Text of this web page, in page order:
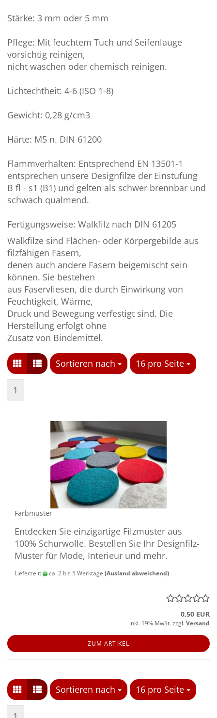
Stärke: 3 mm oder 5 mm
Pflege: Mit feuchtem Tuch und Seifenlauge
vorsichtig reinigen,
nicht waschen oder chemisch reinigen.
Lichtechtheit: 4-6 (ISO 1-8)
Gewicht: 0,28 g/cm3
Härte: M5 n. DIN 61200
Flammverhalten: Entsprechend EN 13501-1
entsprechen unsere Designfilze der Einstufung
B fl - s1 (B1) und gelten als schwer brennbar und
schwach qualmend.
Fertigungsweise: Walkfilz nach DIN 61205
Walkfilze sind Flächen- oder Körpergebilde aus
filzfähigen Fasern,
denen auch andere Fasern beigemischt sein
können. Sie bestehen
aus Faservliesen, die durch Einwirkung von
Feuchtigkeit, Wärme,
Druck und Bewegung verfestigt sind. Die
Herstellung erfolgt ohne
Zusatz von Bindemittel.
Sortieren nach
Sortieren nach 16 pro Seite
pro Seite
1
Farb­mus­ter
Ent­de­cken Sie ein­zig­ar­ti­ge Filz­mus­ter aus
100% Schur­wol­le. Be­stel­len Sie Ihr Designfilz-​
Muster für Mode, In­te­ri­eur und mehr.
Lieferzeit: ca. 2 bis 5 Werktage (Ausland abweichend)
0,50 EUR
inkl. 19% MwSt. zzgl.Versand
ZUM ARTIKEL
Sortieren nach
Sortieren nach 16 pro Seite
pro Seite